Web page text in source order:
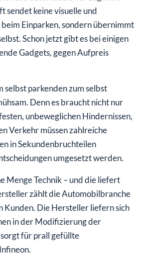
sendet keine visuelle und
Einparken, sondern übernimmt
Schon jetzt gibt es bei einigen
Gadgets, gegen Aufpreis
selbst parkenden zum selbst
Denn es braucht nicht nur
unbeweglichen Hindernissen,
Verkehr müssen zahlreiche
in Sekundenbruchteilen
umgesetzt werden.
Menge Technik – und die liefert
zählt die Automobilbranche
Kunden. Die Hersteller liefern sich
in der Modifizierung der
für prall gefüllte